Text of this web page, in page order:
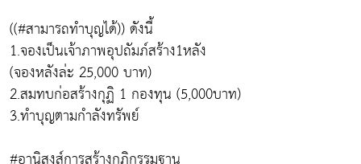
((#สามารถทำบุญได้)) ดังนี้
1.จองเป็นเจ้าภาพอุปถัมภ์สร้าง1หลัง
(จองหลังล่ะ 25,000 บาท)
2.สมทบก่อสร้างกุฏิ 1 กองทุน (5,000บาท)
3.ทำบุญตามกำลังทรัพย์